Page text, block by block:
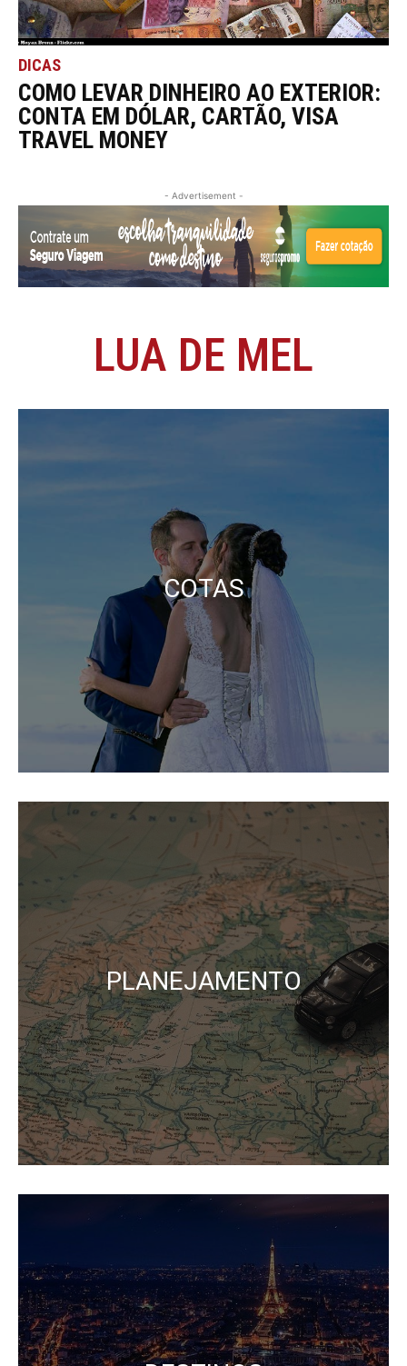
DICAS
COMO LEVAR DINHEIRO AO EXTERIOR:
CONTA EM DÓLAR, CARTÃO, VISA
TRAVEL MONEY
- Advertisement -
LUA DE MEL
COTAS
PLANEJAMENTO